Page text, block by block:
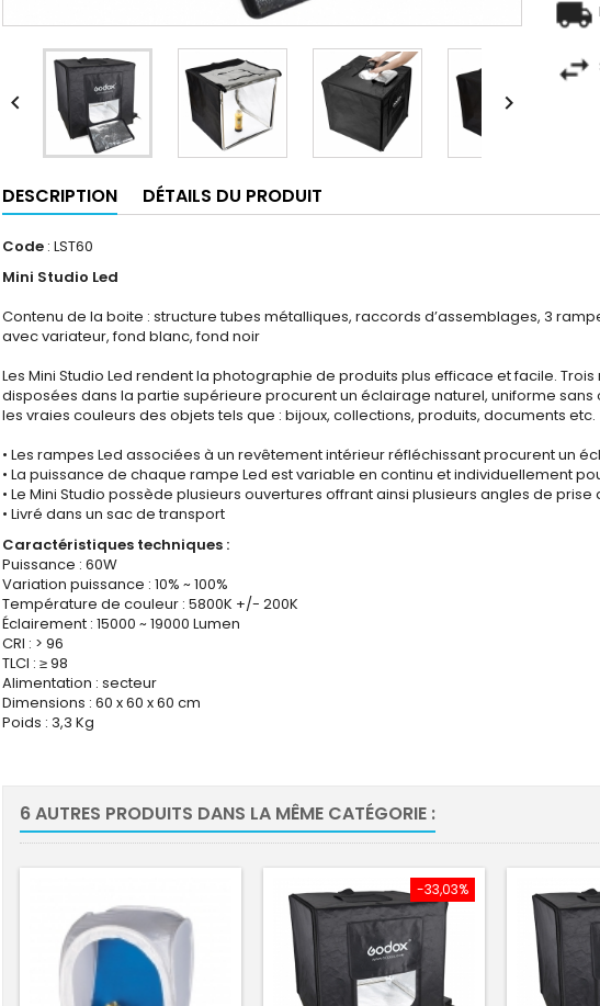
 
DESCRIPTION DÉTAILS DU PRODUIT
Code : LST60
Mini Studio Led
Contenu de la boite : structure tubes métalliques, raccords d’assemblages, 3
avec variateur, fond blanc, fond noir
Les Mini Studio Led rendent la photographie de produits plus efficace et facile.
disposées dans la partie supérieure procurent un éclairage naturel, uniforme
les vraies couleurs des objets tels que : bijoux, collections, produits, documents etc.
• Les rampes Led associées à un revêtement intérieur réfléchissant procurent un
• La puissance de chaque rampe Led est variable en continu et individuellement
• Le Mini Studio possède plusieurs ouvertures offrant ainsi plusieurs angles de
• Livré dans un sac de transport
Caractéristiques techniques :
Puissance : 60W
Variation puissance : 10% ~ 100%
Température de couleur : 5800K +/- 200K
Éclairement : 15000 ~ 19000 Lumen
CRI : > 96
TLCI : ≥ 98
Alimentation : secteur
Dimensions : 60 x 60 x 60 cm
Poids : 3,3 Kg
6 AUTRES PRODUITS DANS LA MÊME CATÉGORIE :
-33,03%